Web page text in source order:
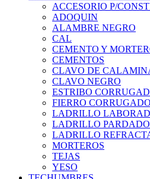
ACCESORIO P/
ADOQUIN
ALAMBRE NEGRO
CAL
CEMENTO Y
CEMENTOS
CLAVO DE
CLAVO NEGRO
ESTRIBO
FIERRO CORRUGADO
LADRILLO
LADRILLO
LADRILLO
MORTEROS
TEJAS
YESO